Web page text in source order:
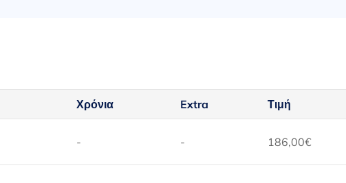
Χρόνια Extra Τιμή
- - 186,00€